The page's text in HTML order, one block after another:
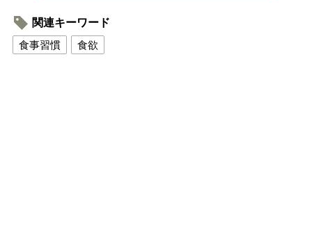
関連キーワード
食事習慣
食欲